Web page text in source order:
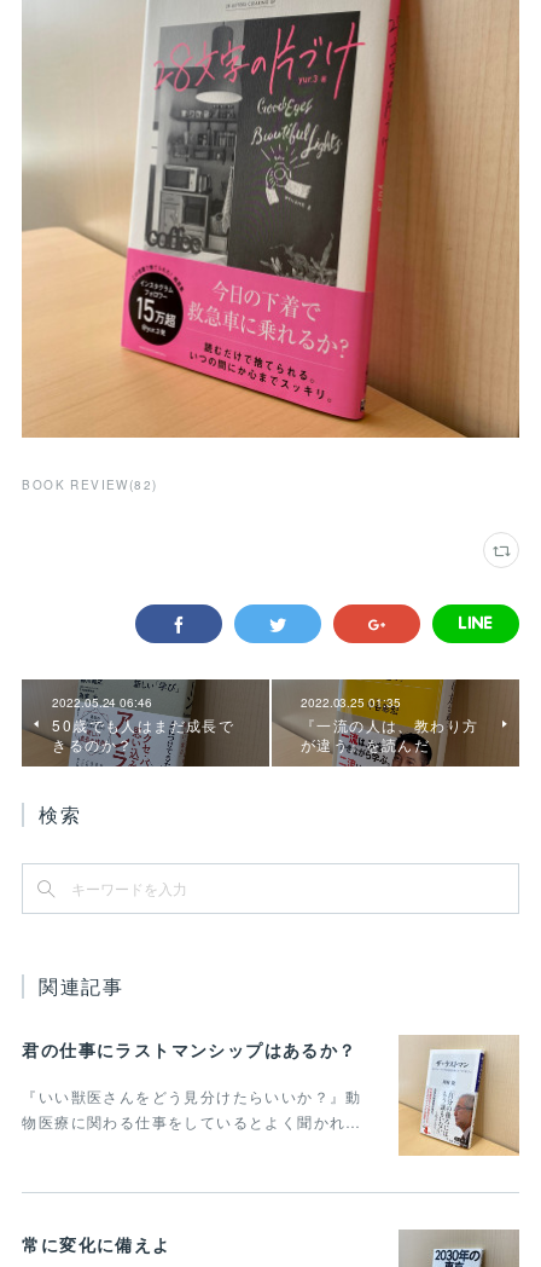
BOOK REVIEW (82)
2022.05.24 06:46
50歳でも人はまだ成長で
きるのか？
2022.03.25 01:35
『一流の人は、教わり方
が違う』を読んだ
検索
関連記事
君の仕事にラストマンシップはあるか？
『いい獣医さんをどう見分けたらいいか？』動
物医療に関わる仕事をしているとよく聞かれ…
常に変化に備えよ